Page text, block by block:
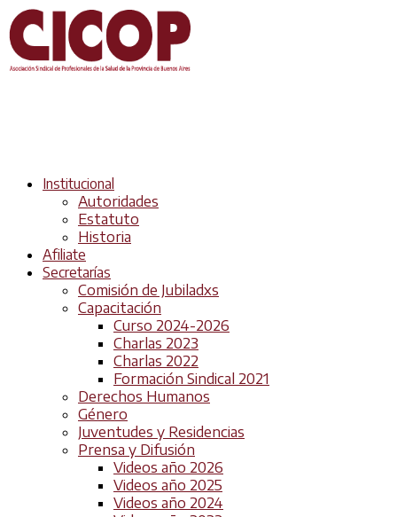
Institucional
Autoridades
Estatuto
Historia
Afiliate
Secretarías
Comisión de Jubiladxs
Capacitación
Curso 2024-2026
Charlas 2023
Charlas 2022
Formación Sindical 2021
Derechos Humanos
Género
Juventudes y Residencias
Prensa y Difusión
Videos año 2026
Videos año 2025
Videos año 2024